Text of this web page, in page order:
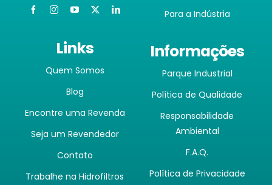
Para a Indústria
Links
Quem Somos
Blog
Encontre uma Revenda
Seja um Revendedor
Contato
Trabalhe na Hidrofiltros
Informações
Parque Industrial
Política de Qualidade
Responsabilidade
Ambiental
F.A.Q.
Política de Privacidade